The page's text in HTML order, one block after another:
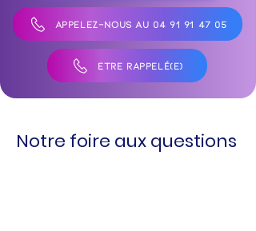
APPELEZ-NOUS AU 04 91 91 47 05
ÊTRE RAPPELÉ(E)
Notre foire aux questions